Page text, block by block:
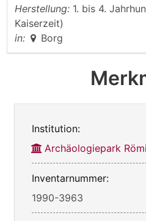
Herstellung: 1. bis 4.
Kaiserzeit)
in:
Borg
Institution:
Archäologiepark
Inventarnummer:
1990-3963